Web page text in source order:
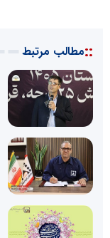
::مطالب مرتبط